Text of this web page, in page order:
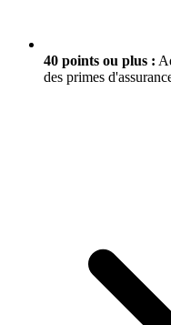
40 points ou plus :
des primes